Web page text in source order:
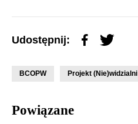
Udostępnij:
BCOPW Projekt (Nie)widzialni
Powiązane